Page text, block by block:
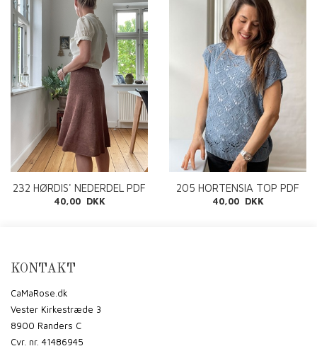
232 HØRDIS' NEDERDEL PDF
40,00 DKK
205 HORTENSIA TOP PDF
40,00 DKK
KONTAKT
CaMaRose.dk
Vester Kirkestræde 3
8900 Randers C
Cvr. nr. 41486945